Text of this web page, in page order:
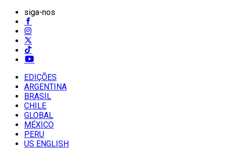
siga-nos
EDIÇÕES
ARGENTINA
BRASIL
CHILE
GLOBAL
MÉXICO
PERU
US ENGLISH